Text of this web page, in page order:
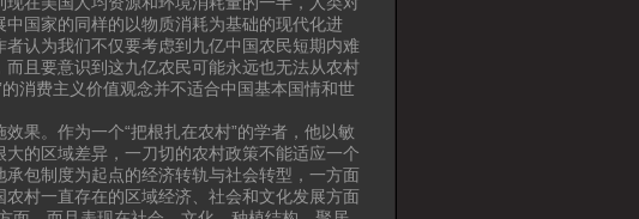
国家的同样的以物质消耗为基础的现代化进
认为我们不仅要考虑到九亿中国农民短期内难
且要意识到这九亿农民可能永远也无法从农村
消费主义价值观念并不适合中国基本国情和世
果。作为一个“把根扎在农村”的学者，他以敏
的区域差异，一刀切的农村政策不能适应一个
包制度为起点的经济转轨与社会转型，一方面
村一直存在的区域经济、社会和文化发展方面